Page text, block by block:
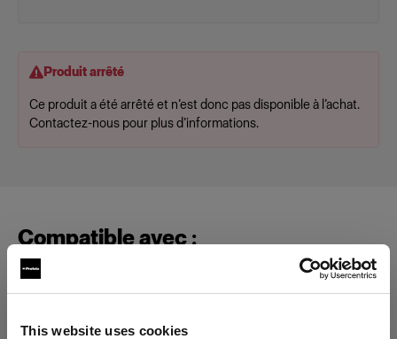
This website uses cookies
Produit arrêté
Ce produit a été arrêté et n’est donc pas disponible à l’achat.
Contactez-nous pour plus d’informations.
Compatible avec :